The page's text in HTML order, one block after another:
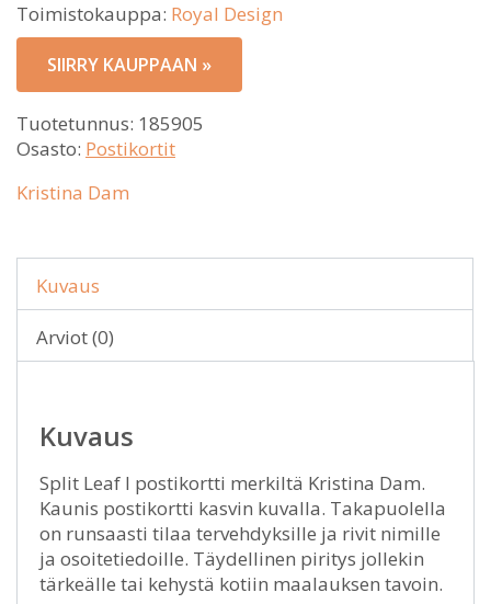
6,00 €.
hinta
on:
4,00 €.
Toimistokauppa: Royal Design
SIIRRY KAUPPAAN »
Tuotetunnus: 185905
Osasto: Postikortit
Kristina Dam
Kuvaus
Arviot (0)
Kuvaus
Split Leaf I postikortti merkiltä Kristina Dam.
Kaunis postikortti kasvin kuvalla. Takapuolella
on runsaasti tilaa tervehdyksille ja rivit nimille
ja osoitetiedoille. Täydellinen piritys jollekin
tärkeälle tai kehystä kotiin maalauksen tavoin.